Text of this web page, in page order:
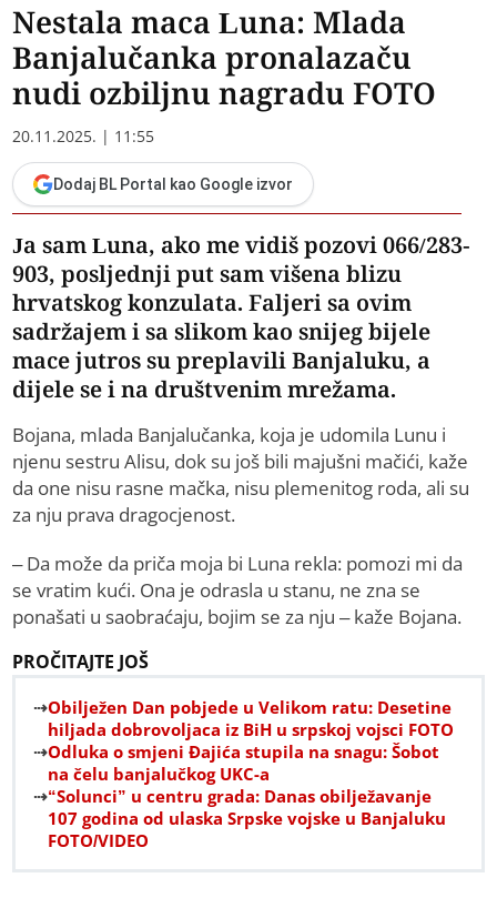
Nestala maca Luna: Mlada
Banjalučanka pronalazaču
nudi ozbiljnu nagradu FOTO
20.11.2025. | 11:55
Dodaj BL Portal kao Google izvor
Ja sam Luna, ako me vidiš pozovi 066/283-
903, posljednji put sam višena blizu
hrvatskog konzulata. Faljeri sa ovim
sadržajem i sa slikom kao snijeg bijele
mace jutros su preplavili Banjaluku, a
dijele se i na društvenim mrežama.
Bojana, mlada Banjalučanka, koja je udomila Lunu i
njenu sestru Alisu, dok su još bili majušni mačići, kaže
da one nisu rasne mačka, nisu plemenitog roda, ali su
za nju prava dragocjenost.
– Da može da priča moja bi Luna rekla: pomozi mi da
se vratim kući. Ona je odrasla u stanu, ne zna se
ponašati u saobraćaju, bojim se za nju – kaže Bojana.
PROČITAJTE JOŠ
Obilježen Dan pobjede u Velikom ratu: Desetine
hiljada dobrovoljaca iz BiH u srpskoj vojsci FOTO
Odluka o smjeni Đajića stupila na snagu: Šobot
na čelu banjalučkog UKC-a
“Solunci” u centru grada: Danas obilježavanje
107 godina od ulaska Srpske vojske u Banjaluku
FOTO/VIDEO